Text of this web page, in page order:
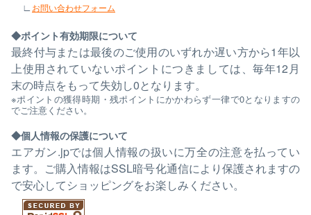
お問い合わせフォーム
ポイント有効期限について
最終付与または最後のご使用のいずれか遅い方から1年以
上使用されていないポイントにつきましては、毎年12月
末の時点をもって失効し0となります。
※ポイントの獲得時期・残ポイントにかかわらず一律で0となりますの
でご注意ください。
個人情報の保護について
エアガン.jpでは個人情報の扱いに万全の注意を払ってい
ます。ご購入情報はSSL暗号化通信により保護されますの
で安心してショッピングをお楽しみください。